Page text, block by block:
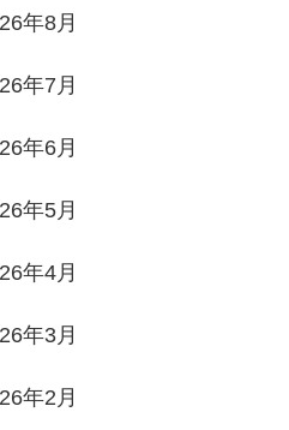
年8月
年7月
年6月
年5月
年4月
年3月
年2月